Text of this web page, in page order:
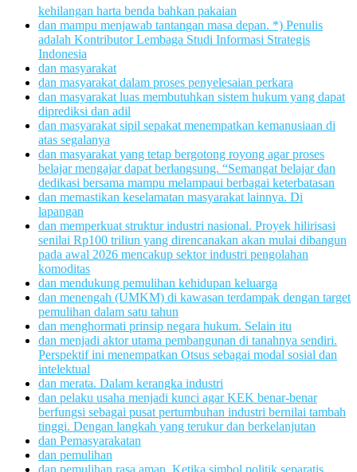
kehilangan harta benda bahkan pakaian
dan mampu menjawab tantangan masa depan. *) Penulis
adalah Kontributor Lembaga Studi Informasi Strategis
Indonesia
dan masyarakat
dan masyarakat dalam proses penyelesaian perkara
dan masyarakat luas membutuhkan sistem hukum yang dapat
diprediksi dan adil
dan masyarakat sipil sepakat menempatkan kemanusiaan di
atas segalanya
dan masyarakat yang tetap bergotong royong agar proses
belajar mengajar dapat berlangsung. “Semangat belajar dan
dedikasi bersama mampu melampaui berbagai keterbatasan
dan memastikan keselamatan masyarakat lainnya. Di
lapangan
dan memperkuat struktur industri nasional. Proyek hilirisasi
senilai Rp100 triliun yang direncanakan akan mulai dibangun
pada awal 2026 mencakup sektor industri pengolahan
komoditas
dan mendukung pemulihan kehidupan keluarga
dan menengah (UMKM) di kawasan terdampak dengan target
pemulihan dalam satu tahun
dan menghormati prinsip negara hukum. Selain itu
dan menjadi aktor utama pembangunan di tanahnya sendiri.
Perspektif ini menempatkan Otsus sebagai modal sosial dan
intelektual
dan merata. Dalam kerangka industri
dan pelaku usaha menjadi kunci agar KEK benar-benar
berfungsi sebagai pusat pertumbuhan industri bernilai tambah
tinggi. Dengan langkah yang terukur dan berkelanjutan
dan Pemasyarakatan
dan pemulihan